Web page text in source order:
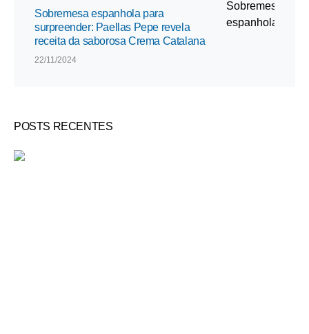
Sobremesa espanhola para
surpreender: Paellas Pepe revela
receita da saborosa Crema Catalana
22/11/2024
POSTS RECENTES